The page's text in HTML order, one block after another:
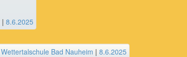
| 8.6.2025
Wettertalschule Bad Nauheim | 8.6.2025